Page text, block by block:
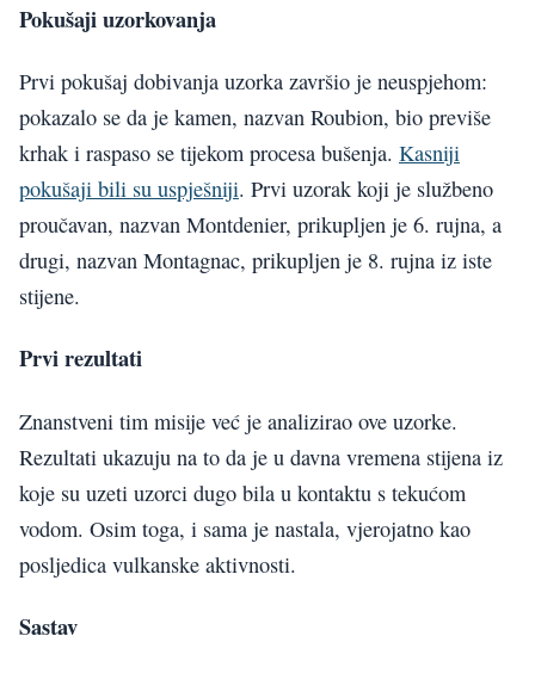
Pokušaji uzorkovanja
Prvi pokušaj dobivanja uzorka završio je neuspjehom:
pokazalo se da je kamen, nazvan Roubion, bio previše
krhak i raspaso se tijekom procesa bušenja. Kasniji
pokušaji bili su uspješniji. Prvi uzorak koji je službeno
proučavan, nazvan Montdenier, prikupljen je 6. rujna, a
drugi, nazvan Montagnac, prikupljen je 8. rujna iz iste
stijene.
Prvi rezultati
Znanstveni tim misije već je analizirao ove uzorke.
Rezultati ukazuju na to da je u davna vremena stijena iz
koje su uzeti uzorci dugo bila u kontaktu s tekućom
vodom. Osim toga, i sama je nastala, vjerojatno kao
posljedica vulkanske aktivnosti.
Sastav